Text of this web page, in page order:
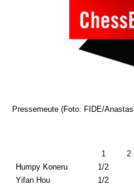
Pressemeute (Foto: FIDE/
1 2
Humpy Koneru
1/2
Yifan Hou
1/2